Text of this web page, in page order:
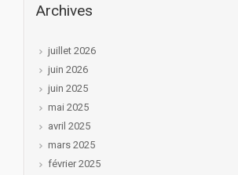
Archives
juillet 2026
juin 2026
juin 2025
mai 2025
avril 2025
mars 2025
février 2025